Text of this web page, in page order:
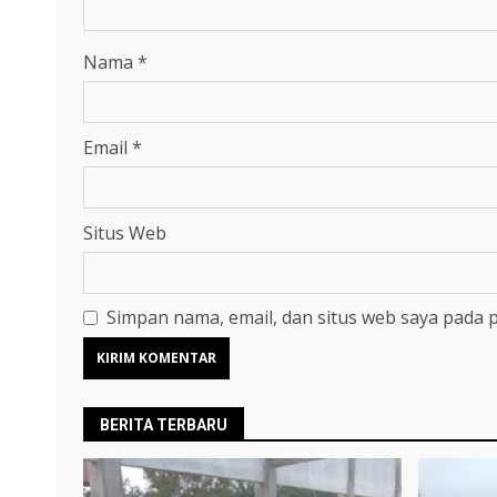
Nama *
Email *
Situs Web
Simpan nama, email, dan situs web saya
BERITA TERBARU